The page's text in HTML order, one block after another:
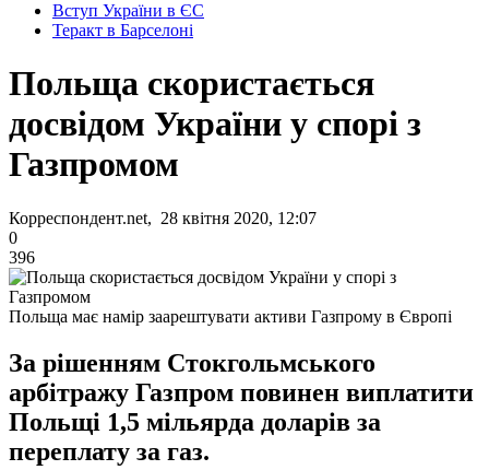
Вступ України в ЄС
Теракт в Барселоні
Польща скористається
досвідом України у спорі з
Газпромом
Корреспондент.net, 28 квітня 2020, 12:07
0
396
Польща має намір заарештувати активи Газпрому в Європі
За рішенням Стокгольмського
арбітражу Газпром повинен виплатити
Польщі 1,5 мільярда доларів за
переплату за газ.